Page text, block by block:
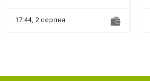
направления деятельности
худож...
17:44, 2 серпня